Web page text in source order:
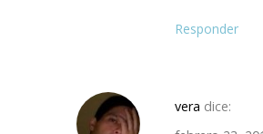
Responder
vera dice: